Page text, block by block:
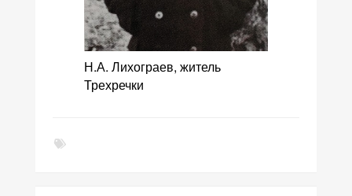
Н.А. Лихограев, житель
Трехречки